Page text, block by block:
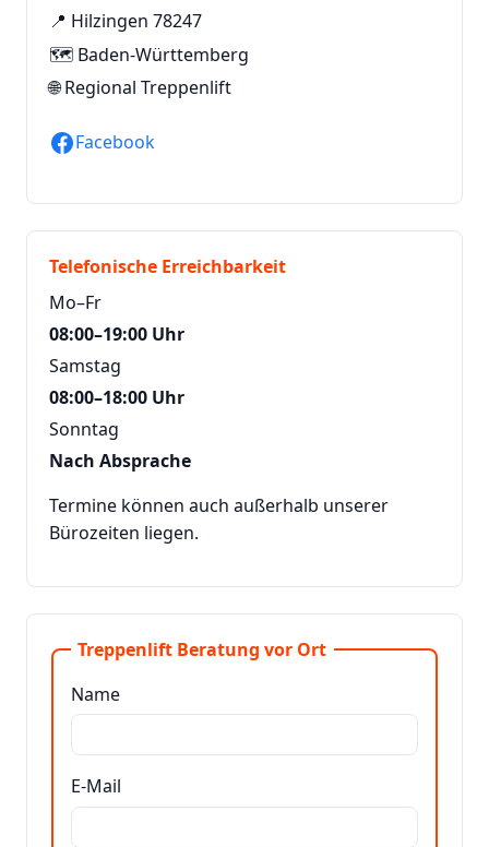
📍 Hilzingen 78247
🗺️ Baden-Württemberg
🌐Regional Treppenlift
Facebook
Telefonische Erreichbarkeit
Mo–Fr
08:00–19:00 Uhr
Samstag
08:00–18:00 Uhr
Sonntag
Nach Absprache
Termine können auch außerhalb unserer
Bürozeiten liegen.
Treppenlift Beratung vor Ort
Name
E-Mail